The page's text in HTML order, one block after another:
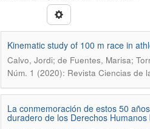
Kinematic study of 100 m race in
Calvo, Jordi; de Fuentes, Marisa;
Núm. 1 (2020): Revista Ciencias de
La conmemoración de estos 50
duradero de los Derechos